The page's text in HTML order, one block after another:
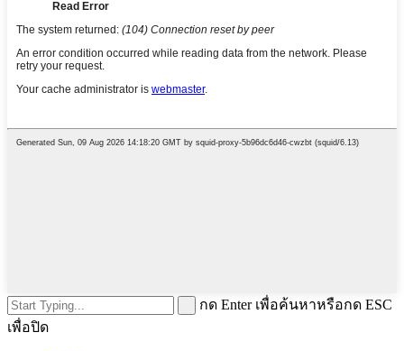
กด Enter เพื่อค้นหาหรือกด ESC
เพื่อปิด